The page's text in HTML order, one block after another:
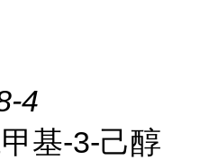
4
基-3-己醇